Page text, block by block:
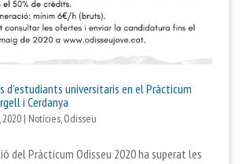
d’estudiants universitaris en el Pràcticum
i Cerdanya
2020| Notícies,Odisseu
del Pràcticum Odisseu 2020 ha superat les